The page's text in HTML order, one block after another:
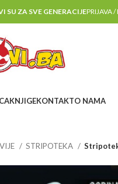
SU ZA SVE GENERACIJEPRIJAVA /
KNJIGEKONTAKTO NAMA
STRIPOTEKA